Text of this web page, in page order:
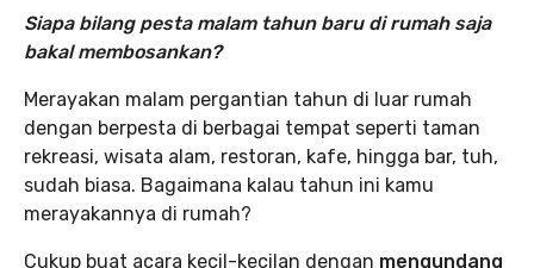
Siapa bilang pesta malam tahun baru di rumah saja
bakal membosankan?
Merayakan malam pergantian tahun di luar rumah
dengan berpesta di berbagai tempat seperti taman
rekreasi, wisata alam, restoran, kafe, hingga bar, tuh,
sudah biasa. Bagaimana kalau tahun ini kamu
merayakannya di rumah?
Cukup buat acara kecil-kecilan dengan mengundang